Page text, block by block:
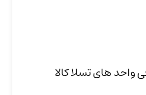
واحد های تسلا کالا